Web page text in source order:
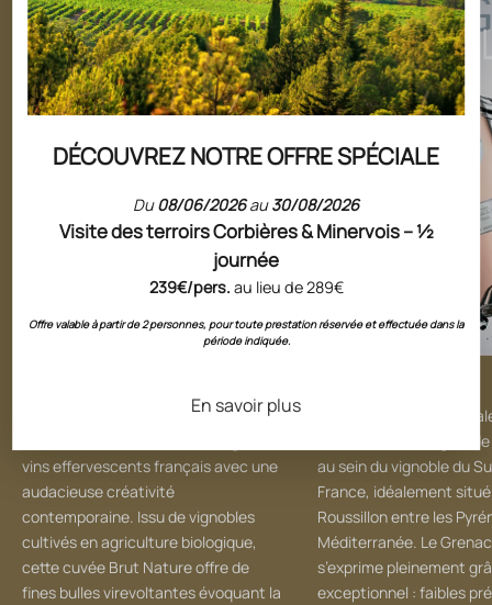
DÉCOUVREZ NOTRE OFFRE SPÉCIALE
Du08/06/2026au30/08/2026
Visite des terroirs Corbières & Minervois – ½
journée
239€/pers. au lieu de 289€
Offre valable à partir de 2 personnes, pour toute prestation réservée et effectuée dans la
période indiquée.
En savoir plus
Telle une œuvre d’art, French
vins effervescents français avec une
audacieuse créativité
contemporaine. Issu de vignobles
cultivés en agriculture biologique,
cette cuvée Brut Nature offre de
fines bulles virevoltantes évoquant la
Les vignes sont
situées dans la région
au sein du vignoble du
France, idéalement
Roussillon entre les
Méditerranée. Le
s’exprime pleinement
exceptionnel : faibles